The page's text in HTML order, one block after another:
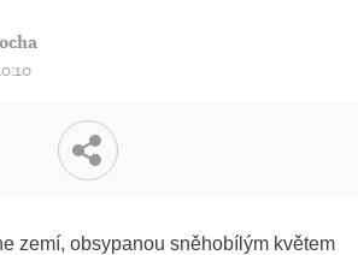
zemí, obsypanou sněhobílým květem